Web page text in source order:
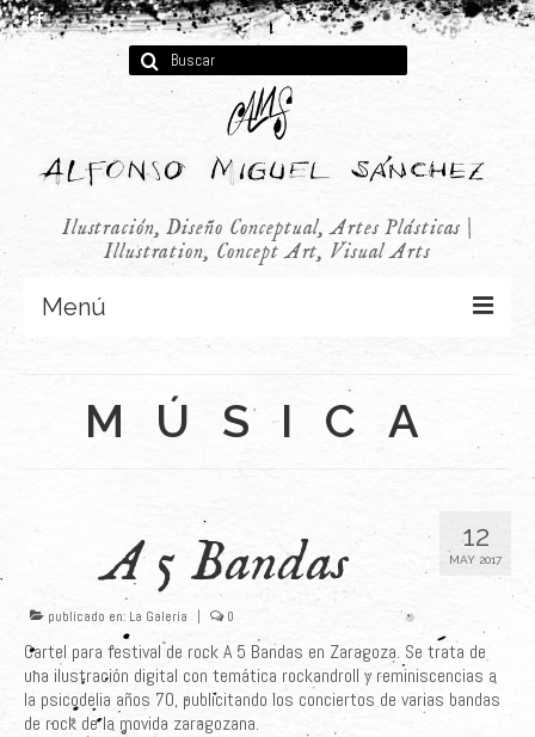
Buscar
por:
Ilustración, Diseño Conceptual, Artes Plásticas |
Illustration, Concept Art, Visual Arts
Menú
Infantil
Últimos Proyectos
Sobre el Autor
Clientes
Adquiere su Obra
MÚSICA
12
MAY 2017
A 5 Bandas
publicado en: La Galería | 0
Cartel para festival de rock A 5 Bandas en Zaragoza. Se trata de
una ilustración digital con temática rockandroll y reminiscencias a
la psicodelia años 70, publicitando los conciertos de varias bandas
de rock de la movida zaragozana.